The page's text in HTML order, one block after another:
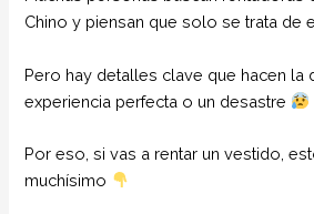
Chino y piensan que solo se trata de
Pero hay detalles clave que hacen la
experiencia perfecta o un desastre
Por eso, si vas a rentar un vestido,
muchísimo